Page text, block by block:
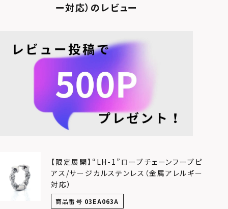
ー対応）のレビュー
【限定展開】“LH-1”ロープチェーンフープピ
アス/サージカルステンレス（金属アレルギー
対応）
商品番号 03EA063A